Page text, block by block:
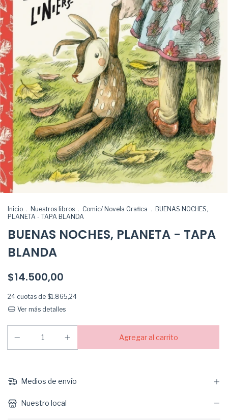
Inicio . Nuestros libros . Comic/ Novela Grafica . BUENAS NOCHES,
PLANETA - TAPA BLANDA
BUENAS NOCHES, PLANETA - TAPA
BLANDA
$14.500,00
24 cuotas de $1.865,24
Ver más detalles
Medios de envío
Nuestro local